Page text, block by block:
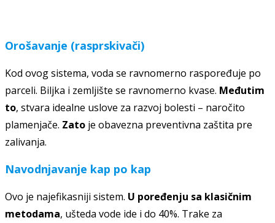
Orošavanje (rasprskivači)
Kod ovog sistema, voda se ravnomerno raspoređuje po
parceli. Biljka i zemljište se ravnomerno kvase. Međutim
to, stvara idealne uslove za razvoj bolesti – naročito
plamenjače. Zato je obavezna preventivna zaštita pre
zalivanja.
Navodnjavanje kap po kap
Ovo je najefikasniji sistem. U poređenju sa klasičnim
metodama, ušteda vode ide i do 40%. Trake za